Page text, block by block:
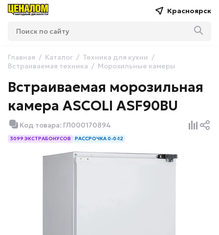
Красноярск
Главная Каталог
Техника для кухни
Встраиваемая техника
Морозильные камеры
Встраиваемая морозильная
камера ASCOLI ASF90BU
Код товара: ГЛ000170894
3099 ЭКСТРАБОНУСОВ РАССРОЧКА 0-0-12